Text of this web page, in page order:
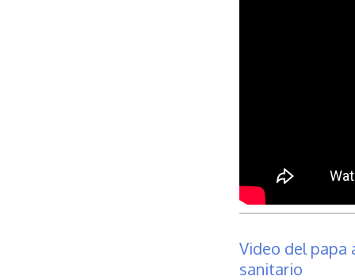
Video del papa
sanitario